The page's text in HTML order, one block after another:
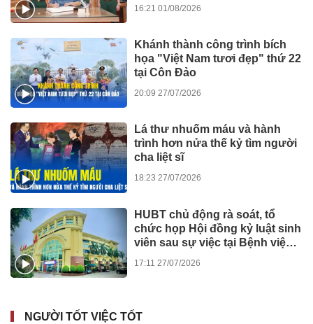
16:21 01/08/2026
Khánh thành công trình bích
họa "Việt Nam tươi đẹp" thứ 22
tại Côn Đảo
20:09 27/07/2026
Lá thư nhuốm máu và hành
trình hơn nửa thế kỷ tìm người
cha liệt sĩ
18:23 27/07/2026
HUBT chủ động rà soát, tổ
chức họp Hội đồng kỷ luật sinh
viên sau sự việc tại Bệnh viện
17:11 27/07/2026
NGƯỜI TỐT VIỆC TỐT